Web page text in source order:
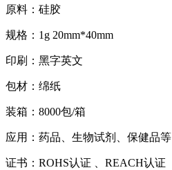
原料： 硅胶
规格： 1g 20mm*40mm
印刷： 黑字英文
包材： 绵纸
装箱： 8000包/箱
应用： 药品、生物试剂、保健品等
证书： ROHS认证 、REACH认证